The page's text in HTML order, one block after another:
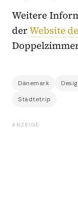
Weitere
derWebsite
Dänemark
Städtetrip
ANZEIGE